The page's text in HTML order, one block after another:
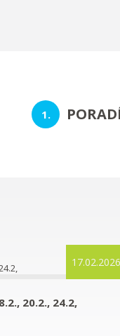
17.02.2026
20.2., 24.2,